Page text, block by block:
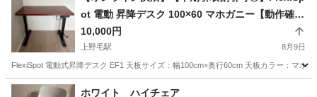
ot 電動 昇降デスク 100×60 マホガニー【動作確認
済】
10,000円
上野毛駅 8月9日
FlexiSpot 電動式昇降デスク EF1 天板サイズ：幅100cm×奥行60cm 天板カラー：マホ
東京 世田谷区 上野毛駅 テーブル
ホワイト ハイチェア